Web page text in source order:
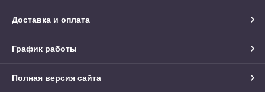
Доставка и оплата
График работы
Полная версия сайта